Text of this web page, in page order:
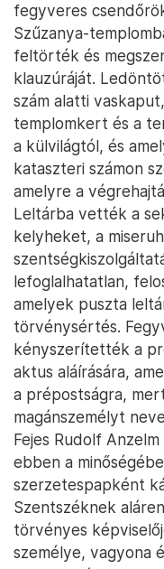
fegyveres
Szűzanya-
feltörték és
klauzúráját.
szám alatti
templomkert és a
a külvilágtól, és
kataszteri számon
amelyre a
Leltárba vették a
kelyheket, a
lefoglalhatatlan,
amelyek puszta
törvénysértés.
kényszerítették a
aktus aláírására,
a prépostságra,
magánszemélyt
Fejes Rudolf
ebben a
szerzetespapként
Szentszéknek
törvényes
személye, vagyona